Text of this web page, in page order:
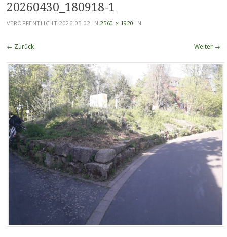
20260430_180918-1
VERÖFFENTLICHT2026-05-02 IN 2560 × 1920 IN
← Zurück Weiter →